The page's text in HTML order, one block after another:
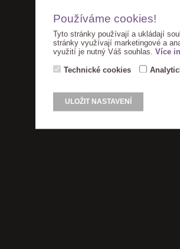
Používáme cookies!
Tyto stránky používají a ukládají
stránky využívají marketingové a
využití je nutný Váš souhlas. Více
Technické cookies
ULOŽIT NASTAVENÍ